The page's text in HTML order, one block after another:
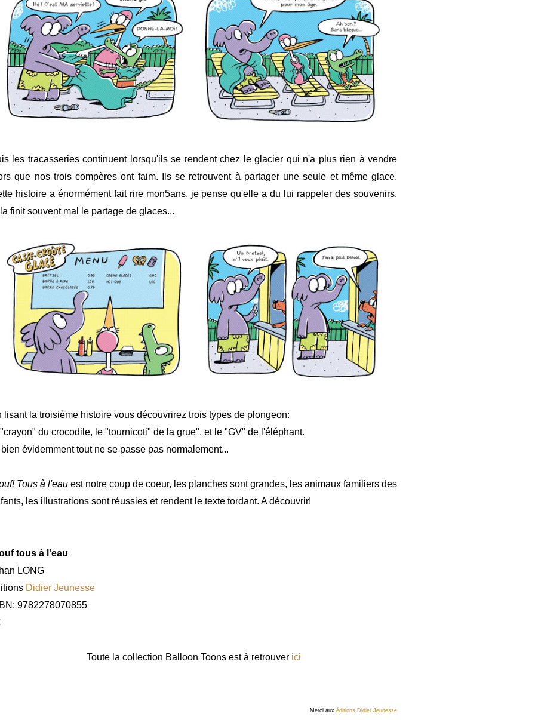
les tracasseries continuent lorsqu'ils se rendent chez le glacier qui n'a plus rien à vendre
que nos trois compères ont faim. Ils se retrouvent à partager une seule et même glace.
histoire a énormément fait rire mon5ans, je pense qu'elle a du lui rappeler des souvenirs,
finit souvent mal le partage de glaces...
lisant la troisième histoire vous découvrirez trois types de plongeon:
"crayon" du crocodile, le "tournicoti" de la grue", et le "GV" de l'éléphant.
bien évidemment tout ne se passe pas normalement...
Tous à l'eau est notre coup de coeur, les planches sont grandes, les animaux familiers des
les illustrations sont réussies et rendent le texte tordant. A découvrir!
tous à l'eau
LONG
Didier Jeunesse
9782278070855
Toute la collection Balloon Toons est à retrouver ici
Merci aux éditions Didier Jeunesse